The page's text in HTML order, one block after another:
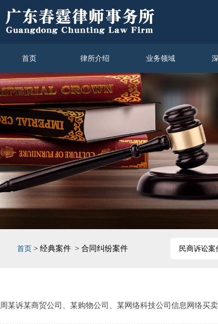
首页 律所介绍 业务领域
首页 > 经典案件 > 合同纠纷案件 民商诉讼案
周某诉某商贸公司、某购物公司、某网络科技公司信息网络买